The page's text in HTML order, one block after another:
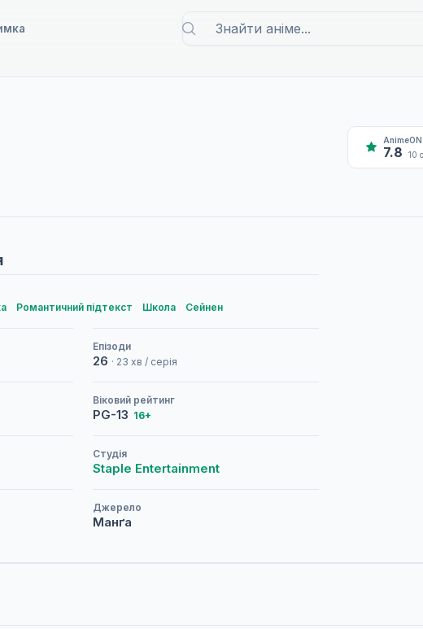
AnimeON
7.8 10
Романтичний підтекст Школа Сейнен
Епізоди
26 · 23 хв / серія
Віковий рейтинг
PG-13 16+
Студія
Staple Entertainment
Джерело
Манґа